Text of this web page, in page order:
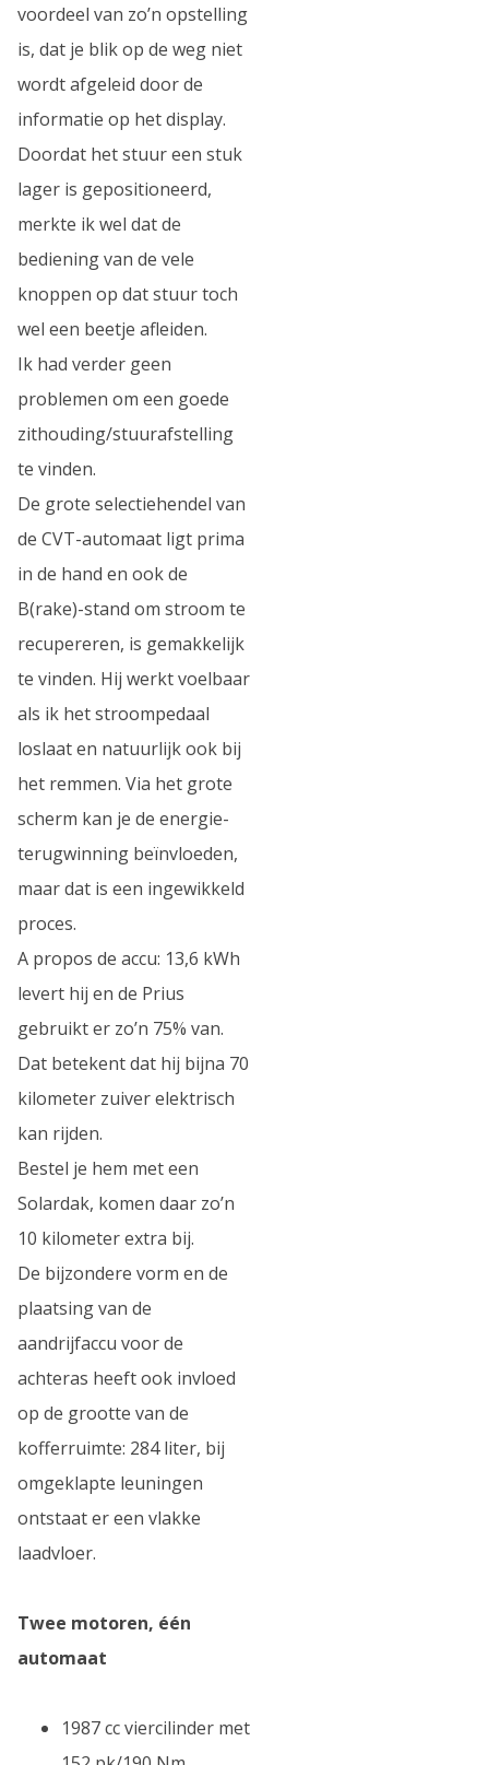
voordeel van zo’n opstelling
is, dat je blik op de weg niet
wordt afgeleid door de
informatie op het display.
Doordat het stuur een stuk
lager is gepositioneerd,
merkte ik wel dat de
bediening van de vele
knoppen op dat stuur toch
wel een beetje afleiden.
Ik had verder geen
problemen om een goede
zithouding/stuurafstelling
te vinden.
De grote selectiehendel van
de CVT-automaat ligt prima
in de hand en ook de
B(rake)-stand om stroom te
recupereren, is gemakkelijk
te vinden. Hij werkt voelbaar
als ik het stroompedaal
loslaat en natuurlijk ook bij
het remmen. Via het grote
scherm kan je de energie-
terugwinning beïnvloeden,
maar dat is een ingewikkeld
proces.
A propos de accu: 13,6 kWh
levert hij en de Prius
gebruikt er zo’n 75% van.
Dat betekent dat hij bijna 70
kilometer zuiver elektrisch
kan rijden.
Bestel je hem met een
Solardak, komen daar zo’n
10 kilometer extra bij.
De bijzondere vorm en de
plaatsing van de
aandrijfaccu voor de
achteras heeft ook invloed
op de grootte van de
kofferruimte: 284 liter, bij
omgeklapte leuningen
ontstaat er een vlakke
laadvloer.
Twee motoren, één
automaat
1987 cc viercilinder met